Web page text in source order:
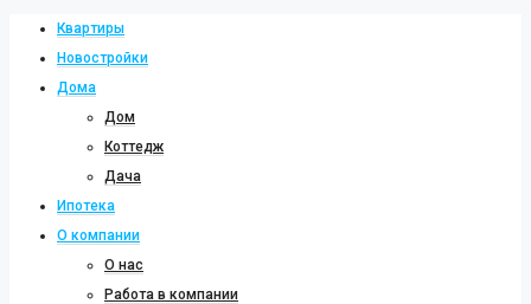
Квартиры
Новостройки
Дома
Дом
Коттедж
Дача
Ипотека
О компании
О нас
Работа в компании